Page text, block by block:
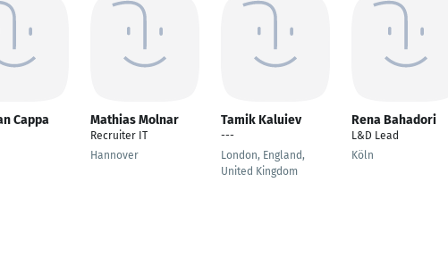
Cappa Mathias Molnar
Recruiter IT
Hannover
Tamik Kaluiev
---
London, England,
United Kingdom
Rena Bahadori
L&D Lead
Köln